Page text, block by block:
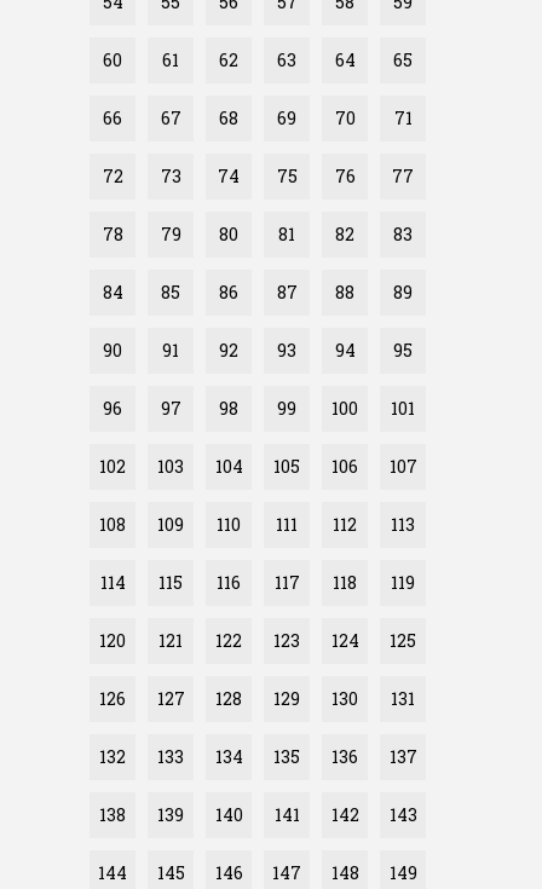
60 61 62 63 64 65
66 67 68 69 70 71
72 73 74 75 76 77
78 79 80 81 82 83
84 85 86 87 88 89
90 91 92 93 94 95
96 97 98 99 100 101
102 103 104 105 106 107
108 109 110 111 112 113
114 115 116 117 118 119
120 121 122 123 124 125
126 127 128 129 130 131
132 133 134 135 136 137
138 139 140 141 142 143
144 145 146 147 148 149